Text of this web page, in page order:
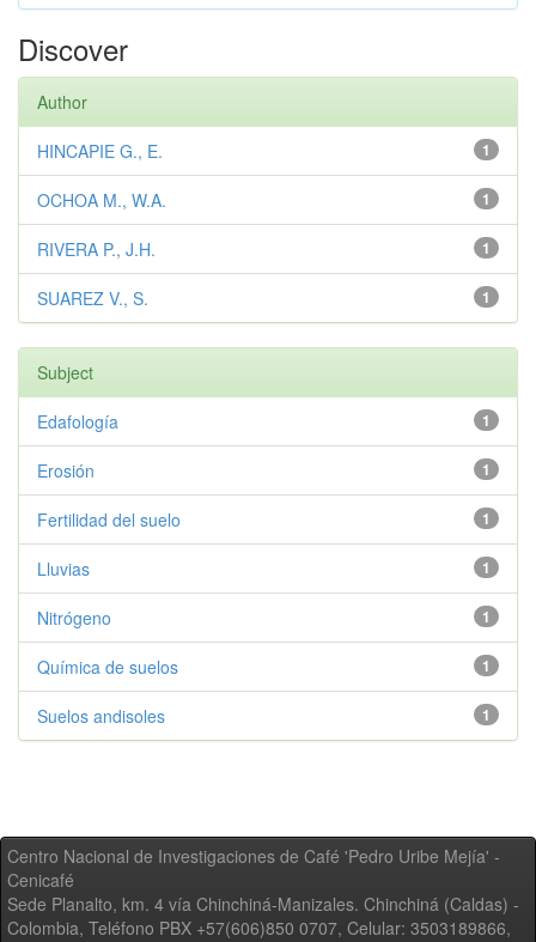
Discover
Author
1
HINCAPIE G., E.
1
OCHOA M., W.A.
1
RIVERA P., J.H.
1
SUAREZ V., S.
Subject
1
Edafología
1
Erosión
1
Fertilidad del suelo
1
Lluvias
1
Nitrógeno
1
Química de suelos
1
Suelos andisoles
Centro Nacional de Investigaciones de Café 'Pedro Uribe Mejía' -
Cenicafé
Sede Planalto, km. 4 vía Chinchiná-Manizales. Chinchiná (Caldas) -
Colombia, Teléfono PBX +57(606)850 0707, Celular: 3503189866,